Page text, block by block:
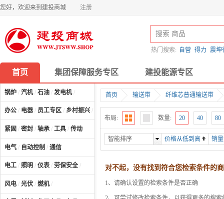
您好，欢迎来到建投商城 注册
热门搜索: 自营 得力 震坤
首页 集团保障服务专区 建投能源专区
锅炉 / 汽机/ 石油 / 发电机/
办公 / 电器 / 员工专区 / 乡村振兴 / 计算机及配件/
紧固 / 密封 / 轴承 / 工具 / 传动
电气 / 自动控制 / 通信
电工 / 照明 / 仪表 / 劳保安全 /
风电 / 光伏 / 燃机/
首页 输送带 纤维芯普通输送带
布局: 数量: 20 40 80
智能排序 价格从低到高 销量
对不起，没有找到符合您检索条件的
1、请确认设置的检索条件是否正确